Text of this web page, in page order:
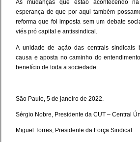
As mudanças que estão acontecendo
esperança de que por aqui também
reforma que foi imposta sem um debate
viés pró capital e antissindical.
A unidade de ação das centrais sindicais
causa e aposta no caminho do
benefício de toda a sociedade.
São Paulo, 5 de janeiro de 2022.
Sérgio Nobre, Presidente da CUT – Central
Miguel Torres, Presidente da Força Sindical